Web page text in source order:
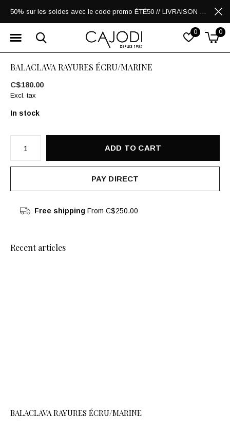
0 0
50% sur les soldes avec le code promo ÉTÉ50 // LIVRAISON GRATUITE POUR LES ACHATS DE 250$ ET PLUS
BALACLAVA RAYURES ÉCRU/MARINE
C$180.00
Excl. tax
In stock
ADD TO CART
PAY DIRECT
Free shipping From C$250.00
Recent articles
BALACLAVA RAYURES ÉCRU/MARINE